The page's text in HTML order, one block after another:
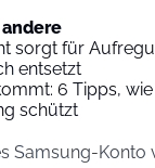
sorgt für
entsetzt
6 Tipps,
schützt
Samsung-Konto